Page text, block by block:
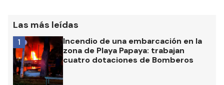
Las más leídas
Incendio de una embarcación en la
zona de Playa Papaya: trabajan
cuatro dotaciones de Bomberos
1